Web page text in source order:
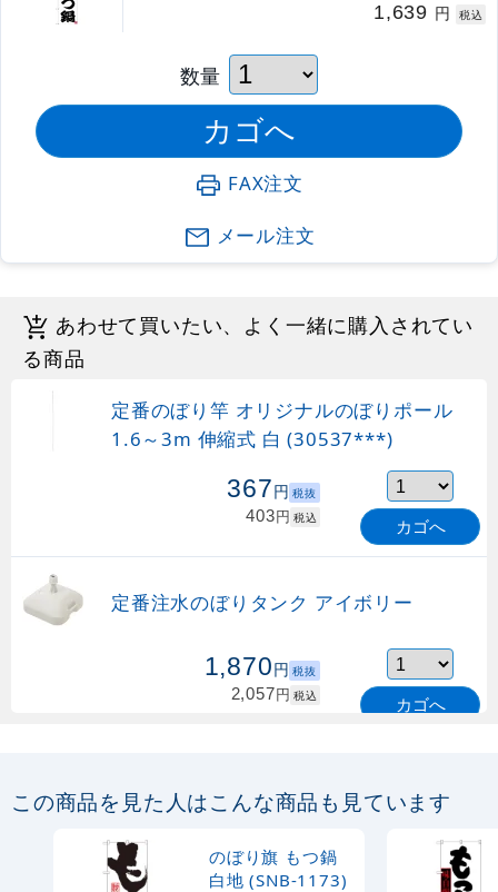
1,639 円 税込
数量
FAX注文
メール注文
あわせて買いたい、よく一緒に購入されてい
る商品
定番のぼり竿 オリジナルのぼりポール
1.6～3m 伸縮式 白 (30537***)
367円 税抜
403円 税込 カゴへ
定番注水のぼりタンク アイボリー
1,870円 税抜
2,057円 税込 カゴへ
1.6～3m 伸縮式 緑 (30537GRN)
売り切れ中
この商品を見た人はこんな商品も見ています
のぼり旗 もつ鍋
白地 (SNB-1173)